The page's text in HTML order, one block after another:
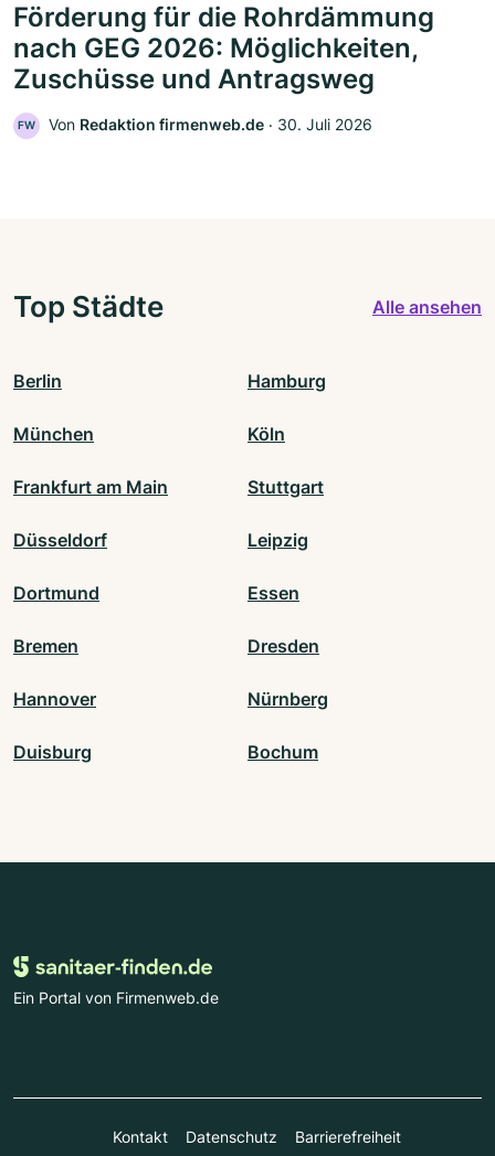
Förderung für die Rohrdämmung
nach GEG 2026: Möglichkeiten,
Zuschüsse und Antragsweg
FW Von Redaktion firmenweb.de ‧ 30. Juli 2026
Top Städte Alle ansehen
Berlin Hamburg
München Köln
Frankfurt am Main Stuttgart
Düsseldorf Leipzig
Dortmund Essen
Bremen Dresden
Hannover Nürnberg
Duisburg Bochum
Ein Portal von Firmenweb.de
Kontakt Datenschutz Barrierefreiheit